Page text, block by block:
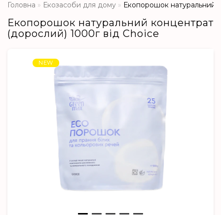
Головна Екозасоби для дому Екопорошок натуральний
Екопорошок натуральний концентрат
(дорослий) 1000г від Choice
NEW